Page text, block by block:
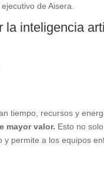
de Aisera.
inteligencia
tiempo, recursos y
mayor valor. Esto no
permite a los equipos